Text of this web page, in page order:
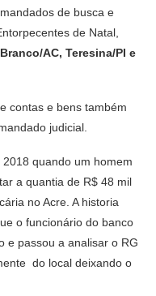
de busca e
de Natal,
AC, Teresina/PI e
contas e bens também
judicial.
quando um homem
a quantia de R$ 48 mil
no Acre. A historia
o funcionário do banco
e passou a analisar o RG
do local deixando o